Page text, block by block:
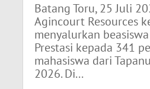
Batang Toru, 25 Juli
Agincourt Resources
menyalurkan
Prestasi kepada 341
mahasiswa dari
2026. Di...